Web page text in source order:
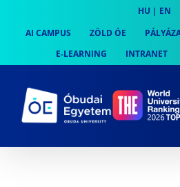
content
HU | EN
AI CAMPUS
ZÖLD ÓE
E-LEARNING
INTRANET